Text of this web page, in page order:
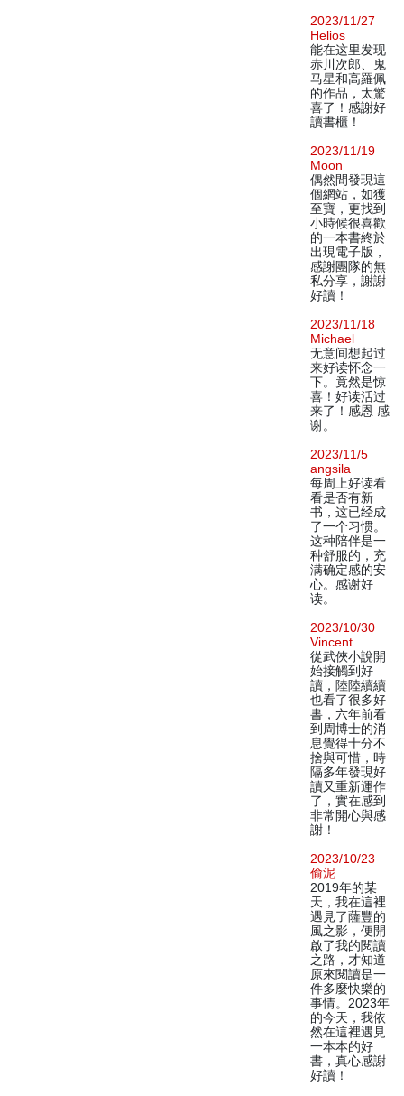
2023/11/27
Helios
能在这里发现
赤川次郎、鬼
马星和高羅佩
的作品，太驚
喜了！感謝好
讀書櫃！
2023/11/19
Moon
偶然間發現這
個網站，如獲
至寶，更找到
小時候很喜歡
的一本書終於
出現電子版，
感謝團隊的無
私分享，謝謝
好讀！
2023/11/18
Michael
无意间想起过
来好读怀念一
下。竟然是惊
喜！好读活过
来了！感恩 感
谢。
2023/11/5
angsila
每周上好读看
看是否有新
书，这已经成
了一个习惯。
这种陪伴是一
种舒服的，充
满确定感的安
心。感谢好
读。
2023/10/30
Vincent
從武俠小說開
始接觸到好
讀，陸陸續續
也看了很多好
書，六年前看
到周博士的消
息覺得十分不
捨與可惜，時
隔多年發現好
讀又重新運作
了，實在感到
非常開心與感
謝！
2023/10/23
偷泥
2019年的某
天，我在這裡
遇見了薩豐的
風之影，便開
啟了我的閱讀
之路，才知道
原來閱讀是一
件多麼快樂的
事情。2023年
的今天，我依
然在這裡遇見
一本本的好
書，真心感謝
好讀！